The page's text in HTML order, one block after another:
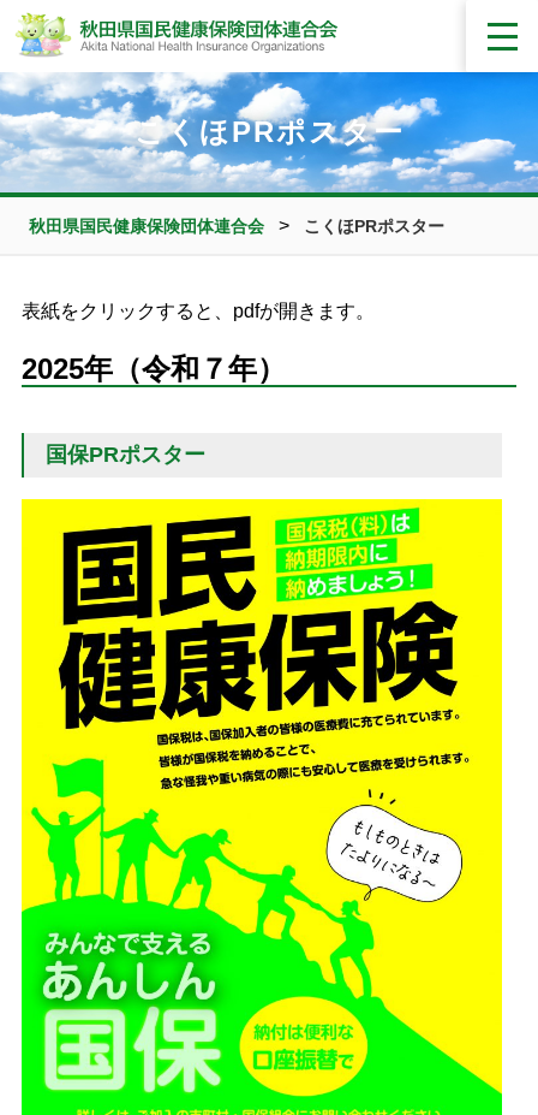
こくほPRポスター
秋田県国民健康保険団体連合会 > こくほPRポスター
表紙をクリックすると、pdfが開きます。
2025年（令和７年）
国保PRポスター